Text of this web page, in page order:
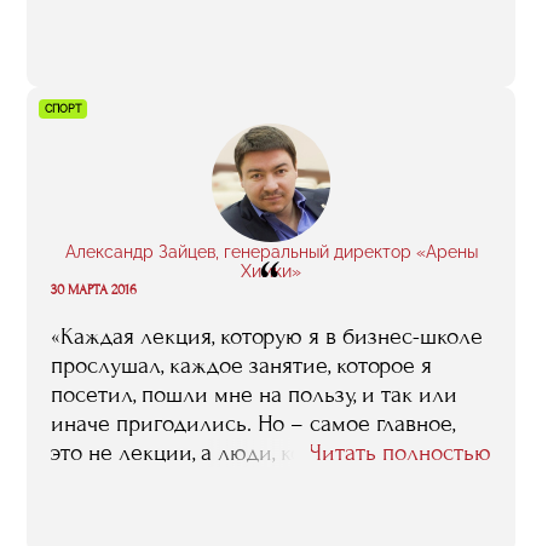
новичком меня сложно было назвать –
меня даже многие рестораторы, которые у
нас лекции читали и которым наша
компания мясо поставляла, во время
занятий узнавали, здоровались… Тем не
менее, могу однозначно сказать: выбор я
сделал правильный, учеба на пользу пошла,
понял, я и теперь в своей работе
использую практически каждый день».
СПОРТ
Александр Зайцев, генеральный директор «Арены
Химки»
“
30 МАРТА 2016
«Каждая лекция, которую я в бизнес-школе
прослушал, каждое занятие, которое я
посетил, пошли мне на пользу, и так или
иначе пригодились. Но – самое главное,
это не лекции, а люди, которые их читают.
Читать полностью